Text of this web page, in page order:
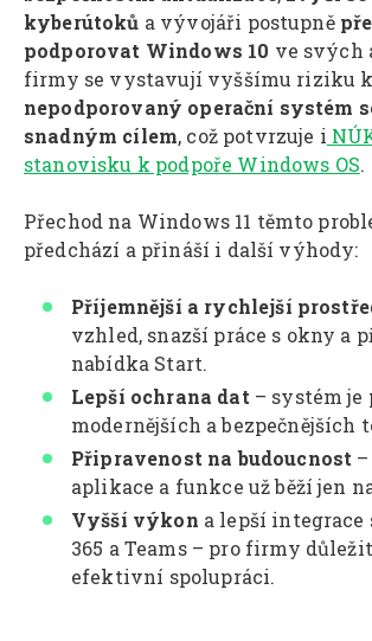
kyberútoků a vývojáři postupně
podporovat Windows 10 ve svých
firmy se vystavují vyššímu riziku
nepodporovaný operační systém
snadným cílem, což potvrzuje i
stanovisku k podpoře Windows OS.
Přechod na Windows 11 těmto
předchází a přináší i další výhody:
Příjemnější a rychlejší
vzhled, snazší práce s okny a
nabídka Start.
Lepší ochrana dat – systém je
modernějších a bezpečnějších
Připravenost na budoucnost
aplikace a funkce už běží jen
Vyšší výkon a lepší integrace
365 a Teams – pro firmy
efektivní spolupráci.